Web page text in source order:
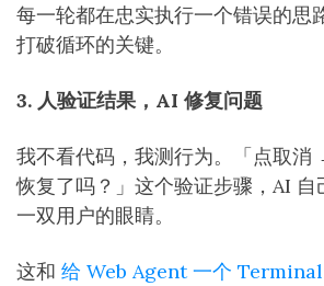
每一轮都在忠实执行一个错误的思
打破循环的关键。
3. 人验证结果，AI 修复问题
我不看代码，我测行为。「点取
恢复了吗？」这个验证步骤，AI
一双用户的眼睛。
这和 给 Web Agent 一个